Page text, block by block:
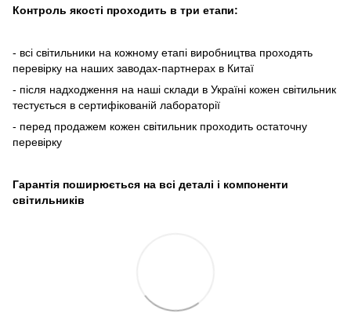
Контроль якості проходить в три етапи:
- всі світильники на кожному етапі виробництва проходять
перевірку на наших заводах-партнерах в Китаї
- після надходження на наші склади в Україні кожен світильник
тестується в сертифікованій лабораторії
- перед продажем кожен світильник проходить остаточну
перевірку
Гарантія поширюється на всі деталі і компоненти
світильників